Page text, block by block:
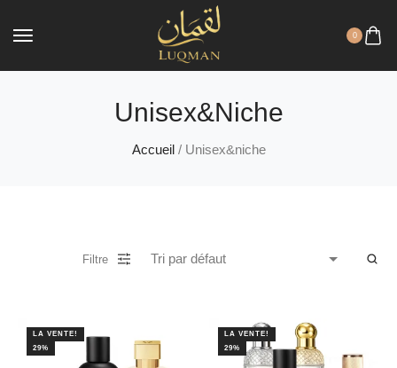
0
Unisex&niche
Accueil/ Unisex&niche
Filtre
LA VENTE!
29%
LA VENTE!
29%